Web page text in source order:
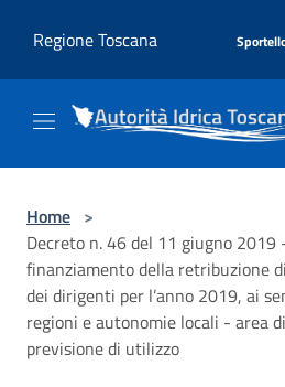
Regione Toscana
Home >
Decreto n. 46 del 11 giugno 2019
finanziamento della retribuzione
dei dirigenti per l’anno 2019, ai
regioni e autonomie locali - area
previsione di utilizzo